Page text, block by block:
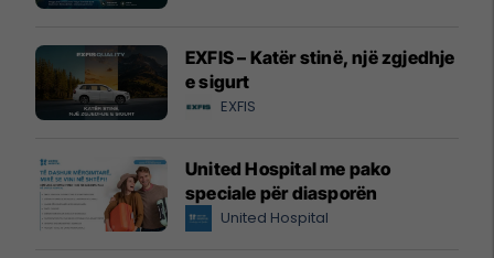
EXFIS – Katër stinë, një zgjedhje
e sigurt
EXFIS
United Hospital me pako
speciale për diasporën
United Hospital